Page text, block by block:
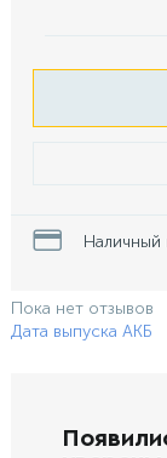
Наличный
Пока нет отзывов
Дата выпуска АКБ